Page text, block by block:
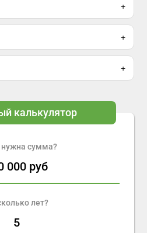
калькулятор
нужна сумма?
000 руб
лет?
5